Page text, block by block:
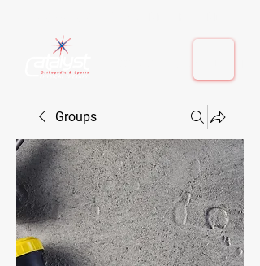
Groups